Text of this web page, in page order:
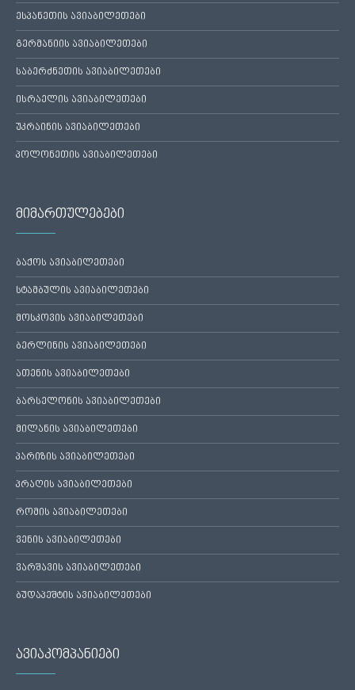
ესპანეთის ავიაბილეთები
გერმანიის ავიაბილეთები
საბერძნეთის ავიაბილეთები
ისრაელის ავიაბილეთები
უკრაინის ავიაბილეთები
პოლონეთის ავიაბილეთები
მიმართულებები
ბაქოს ავიაბილეთები
სტამბულის ავიაბილეთები
მოსკოვის ავიაბილეთები
ბერლინის ავიაბილეთები
ათენის ავიაბილეთები
ბარსელონის ავიაბილეთები
მილანის ავიაბილეთები
პარიზის ავიაბილეთები
პრაღის ავიაბილეთები
რომის ავიაბილეთები
ვენის ავიაბილეთები
ვარშავის ავიაბილეთები
ბუდაპეშტის ავიაბილეთები
ავიაკომპანიები